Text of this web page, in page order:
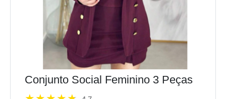
Conjunto Social Feminino 3 Peças